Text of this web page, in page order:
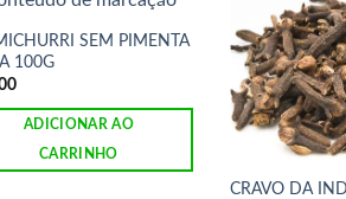
SEM PIMENTA
100G
ADICIONAR AO
CARRINHO
CRAVO DA